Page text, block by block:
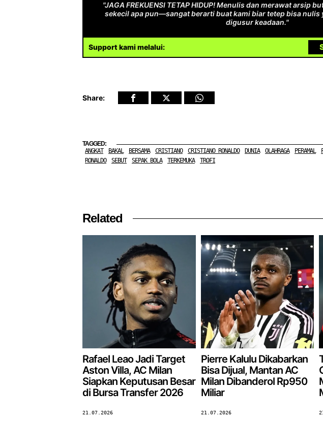
"JAGA FREKUENSI TETAP HIDUP! Menulis dan merawat arsip
sekecil apa pun—sangat berarti buat kami biar tetep bisa nulis
digusur keadaan."
Support kami melalui:
Share:
TAGGED:
ANGKAT
BAKAL BERSAMA CRISTIANO CRISTIANO RONALDO DUNIA OLAHRAGA PERAMAL
RONALDO
SEBUT SEPAK BOLA TERKEMUKA TROFI
Related
Rafael Leao Jadi Target
Aston Villa, AC Milan
Siapkan Keputusan Besar
di Bursa Transfer 2026
21.07.2026
Pierre Kalulu Dikabarkan
Bisa Dijual, Mantan AC
Milan Dibanderol Rp950
Miliar
21.07.2026